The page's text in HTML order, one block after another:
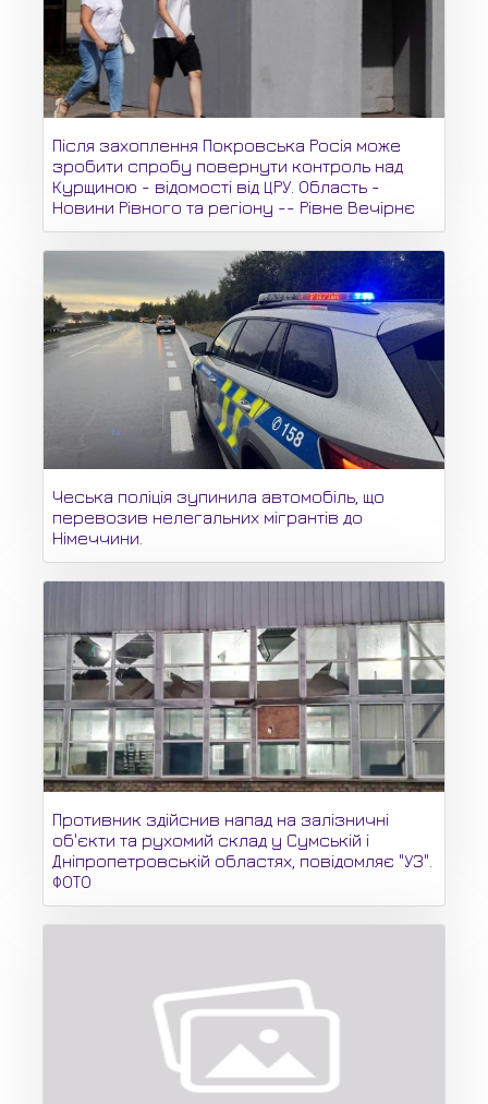
Після захоплення Покровська Росія може
зробити спробу повернути контроль над
Курщиною - відомості від ЦРУ. Область -
Новини Рівного та регіону -- Рівне Вечірнє
Чеська поліція зупинила автомобіль, що
перевозив нелегальних мігрантів до
Німеччини.
Противник здійснив напад на залізничні
об'єкти та рухомий склад у Сумській і
Дніпропетровській областях, повідомляє "УЗ".
ФОТО